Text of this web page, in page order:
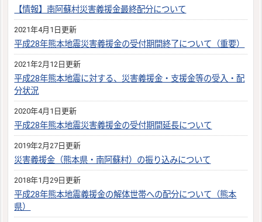
【情報】南阿蘇村災害義援金最終配分について
2021年4月1日更新
平成28年熊本地震災害義援金の受付期間終了について（重要）
2021年2月12日更新
平成28年熊本地震に対する、災害義援金・支援金等の受入・配
分状況
2020年4月1日更新
平成28年熊本地震災害義援金の受付期間延長について
2019年2月27日更新
災害義援金（熊本県・南阿蘇村）の振り込みについて
2018年1月29日更新
平成28年熊本地震義援金の解体世帯への配分について（熊本
県）